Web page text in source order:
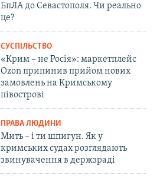
БпЛА до Севастополя. Чи реально
це?
СУСПІЛЬСТВО
«Крим – не Росія»: маркетплейс
Ozon припинив прийом нових
замовлень на Кримському
півострові
ПРАВА ЛЮДИНИ
Мить – і ти шпигун. Як у
кримських судах розглядають
звинувачення в держзраді